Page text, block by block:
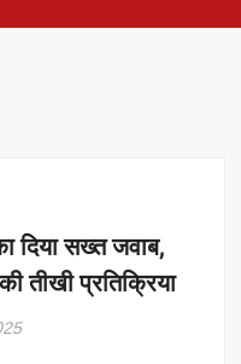
दिया सख्त जवाब,
तीखी प्रतिक्रिया